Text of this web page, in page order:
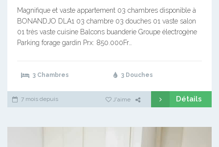
Magnifique et vaste appartement 03 chambres disponible à
BONANDJO DLA1 03 chambre 03 douches 01 vaste salon
01 très vaste cuisine Balcons buanderie Groupe électrogène
Parking forage gardin Prx: 850.000Fr…
3 Chambres 3 Douches
7 mois depuis J'aime Détails